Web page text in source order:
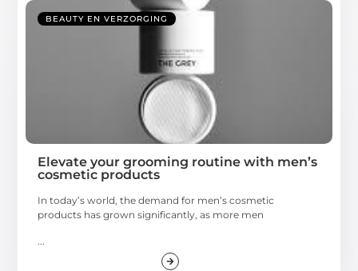
BEAUTY EN VERZORGING
Elevate your grooming routine with men’s
cosmetic products
In today’s world, the demand for men’s cosmetic
products has grown significantly, as more men